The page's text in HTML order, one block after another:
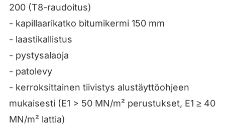
200 (T8-raudoitus)
- kapillaarikatko bitumikermi 150 mm
- laastikallistus
- pystysalaoja
- patolevy
- kerroksittainen tiivistys alustäyttöohjeen
mukaisesti (E1 > 50 MN/m² perustukset, E1 ≥ 40
MN/m² lattia)